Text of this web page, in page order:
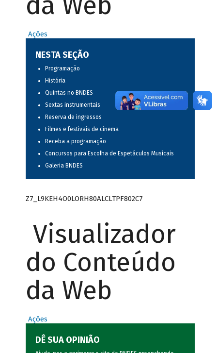
Ações
NESTA SEÇÃO
Programação
História
Quintas no BNDES
Sextas instrumentais
Reserva de ingressos
Filmes e festivais de cinema
Receba a programação
Concursos para Escolha de Espetáculos Musicais
Galeria BNDES
Z7_L9KEH4O0LORH80ALCLTPF802C7
Visualizador
do Conteúdo
da Web
Ações
DÊ SUA OPINIÃO